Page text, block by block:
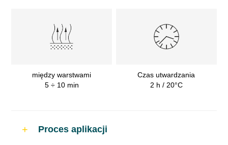
między warstwami
5 ÷ 10 min
Czas utwardzania
2 h / 20°C
Proces aplikacji